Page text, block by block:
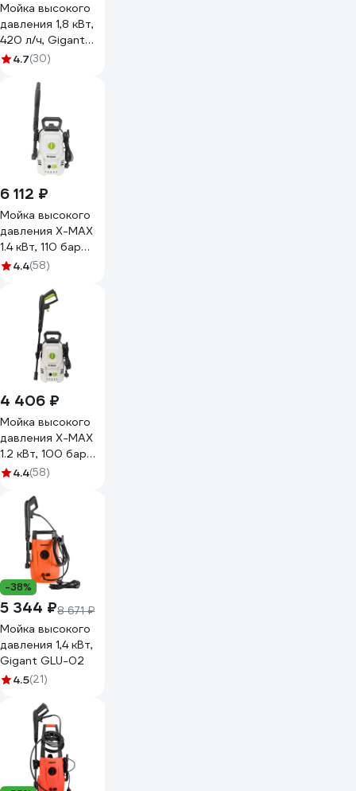
Мойка высокого
давления 1,8 кВт,
420 л/ч, Gigant
GLU-06
4.7(30)
6 112 ₽
Мойка высокого
давления X-MAX
1.4 кВт, 110 бар
XM307-1400A
4.4(58)
4 406 ₽
Мойка высокого
давления X-MAX
1.2 кВт, 100 бар
XM307-1200A
4.4(58)
-38%
5 344 ₽8 671 ₽
Мойка высокого
давления 1,4 кВт,
Gigant GLU-02
4.5(21)